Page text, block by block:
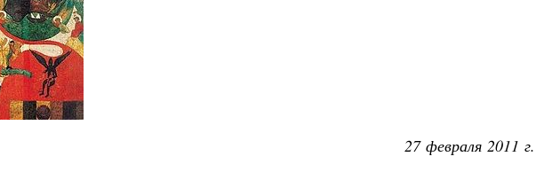
27 февраля 2011 г.